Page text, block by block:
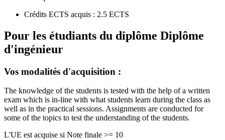
Crédits ECTS acquis : 2.5 ECTS
Pour les étudiants du diplôme Diplôme
d'ingénieur
Vos modalités d'acquisition :
The knowledge of the students is tested with the help of a written
exam which is in-line with what students learn during the class as
well as in the practical sessions. Assignments are conducted for
some of the topics to test the understanding of the students.
L'UE est acquise si Note finale >= 10